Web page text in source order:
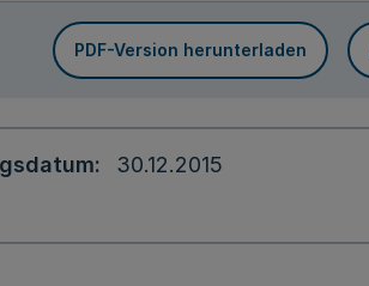
PDF-Version herunterladen
30.12.2015